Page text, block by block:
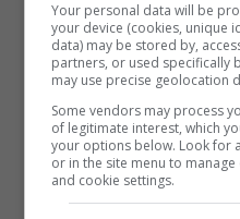
stelle dalla
Chi è Banksy?
Bansky è un artista
cui identità, ormai
Your personal data will be
your device (cookies, unique
data) may be stored by,
partners, or used specifically
may use precise geolocation
Some vendors may process
of legitimate interest, which
your options below. Look for
or in the site menu to
and cookie settings.